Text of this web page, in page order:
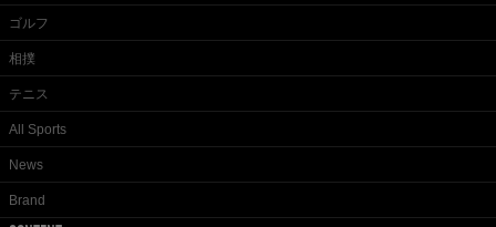
ゴルフ
相撲
テニス
All Sports
News
Brand